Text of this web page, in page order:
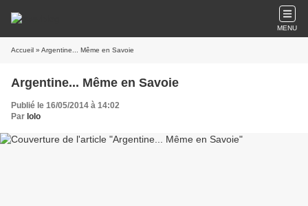
MENU
Accueil » Argentine... Même en Savoie
Argentine... Même en Savoie
Publié le 16/05/2014 à 14:02
Par lolo